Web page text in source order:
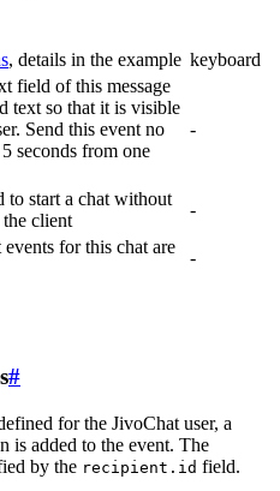
, details in the example keyboard
field of this message
text so that it is visible
Send this event no
seconds from one
-
to start a chat without
the client
-
events for this chat are
-
#
for the JivoChat user, a
is added to the event. The
by the recipient.id field.